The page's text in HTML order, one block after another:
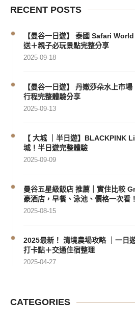
RECENT POSTS
【曼谷一日遊】 泰國 Safari
送＋親子必玩景點完整分享
2025-09-18
【曼谷一日遊】 丹嫩莎朵水上市
行程完整體驗分享
2025-09-13
【 大城 ｜半日遊】BLACKPINK
城！半日遊完整體驗
2025-09-09
曼谷五星級飯店 推薦｜實住比較
豪酒店，早餐、泳池、價格一次看！
2025-08-15
2025最新！ 清境農場攻略 ｜一日
打卡點＋交通住宿整理
2025-04-27
CATEGORIES